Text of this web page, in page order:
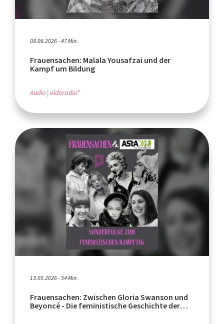
08.06.2026 - 47 Min.
Frauensachen: Malala Yousafzai und der
Kampf um Bildung
Audio eldoradio*
13.05.2026 - 54 Min.
Frauensachen: Zwischen Gloria Swanson und
Beyoncé - Die feministische Geschichte der